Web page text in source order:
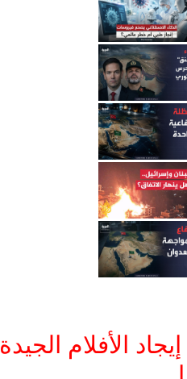
الأفلام الجيدة